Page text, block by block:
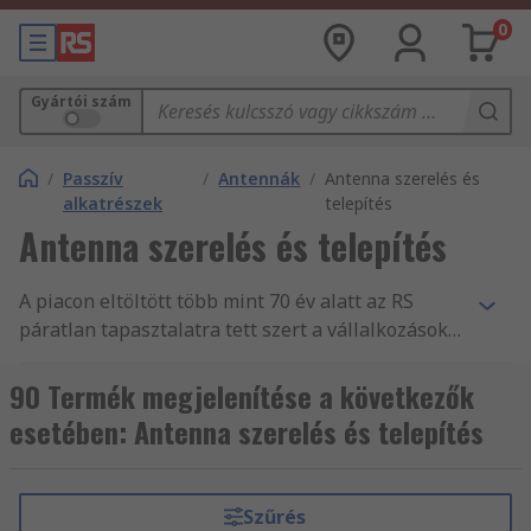
0
Gyártói szám
/ Passzív
alkatrészek
/ Antennák / Antenna szerelés és
telepítés
Antenna szerelés és telepítés
A piacon eltöltött több mint 70 év alatt az RS
páratlan tapasztalatra tett szert a vállalkozások
tartozékellátásában, mint Számítástechnika és
perifériák forgalmazásában. Világszerte
támogatjuk a mérnököket Antenna szerelés és
modulok fogalmazásával, több mint 160 ország
90 Termék megjelenítése a következők
esetében: Antenna szerelés és telepítés
Szűrés